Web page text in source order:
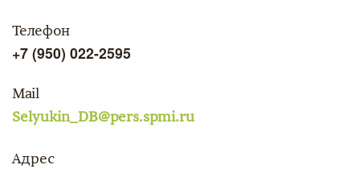
Телефон
+7 (950) 022-2595
Mail
Selyukin_DB@pers.spmi.ru
Адрес